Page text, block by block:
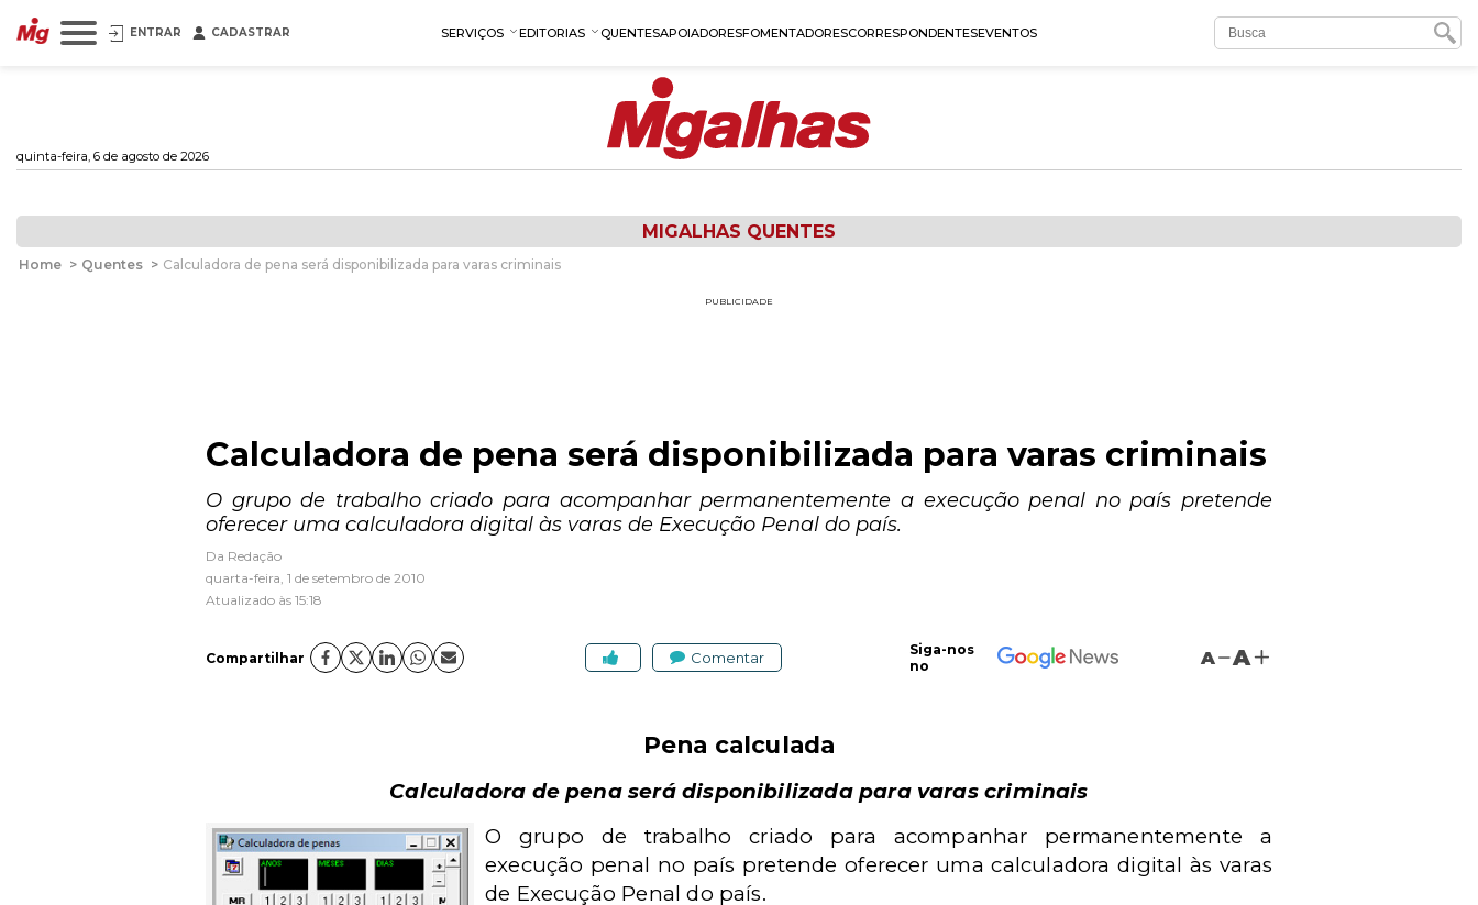
ENTRAR CADASTRAR SERVIÇOS EDITORIAS QUENTESAPOIADORESFOMENTADORESCORRESPONDENTESEVENTOS
quinta-feira, 6 de agosto de 2026
MIGALHAS QUENTES
Home > Quentes > Calculadora de pena será disponibilizada para varas criminais
PUBLICIDADE
Calculadora de pena será disponibilizada para varas criminais
O grupo de trabalho criado para acompanhar permanentemente a execução penal no país pretende
oferecer uma calculadora digital às varas de Execução Penal do país.
Da Redação
quarta-feira, 1 de setembro de 2010
Atualizado às 15:18
Compartilhar Comentar
Siga-nos
no
A A
Pena calculada
Calculadora de pena será disponibilizada para varas criminais
O grupo de trabalho criado para acompanhar permanentemente a
execução penal no país pretende oferecer uma calculadora digital às varas
de Execução Penal do país.